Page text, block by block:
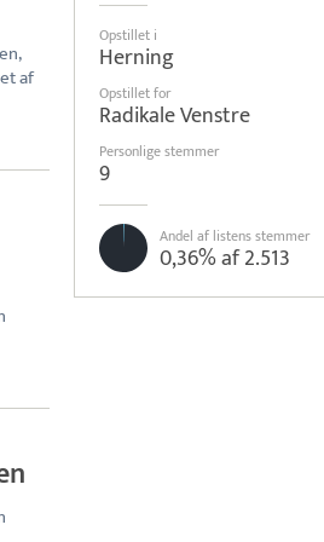
Opstillet i
Herning
Opstillet for
Radikale Venstre
Personlige stemmer
9
Andel af listens stemmer
0,36% af 2.513
af